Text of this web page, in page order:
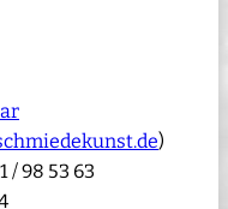
)
/ 98 53 63